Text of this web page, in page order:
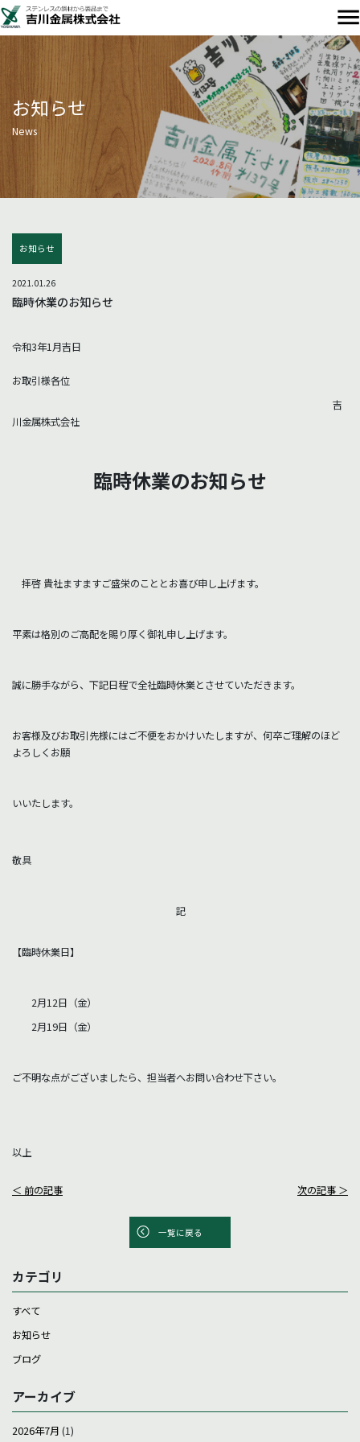
お知らせ
News
お知らせ
2021.01.26
臨時休業のお知らせ
令和3年1月吉日
お取引様各位
吉
川金属株式会社
臨時休業のお知らせ
拝啓 貴社ますますご盛栄のこととお喜び申し上げます。
平素は格別のご高配を賜り厚く御礼申し上げます。
誠に勝手ながら、下記日程で全社臨時休業とさせていただきます。
お客様及びお取引先様にはご不便をおかけいたしますが、何卒ご理解のほど
よろしくお願
いいたします。
敬具
記
【臨時休業日】
2月12日（金）
2月19日（金）
ご不明な点がございましたら、担当者へお問い合わせ下さい。
以上
＜ 前の記事 次の記事 ＞
一覧に戻る
カテゴリ
すべて
お知らせ
ブログ
アーカイブ
2026年7月 (1)